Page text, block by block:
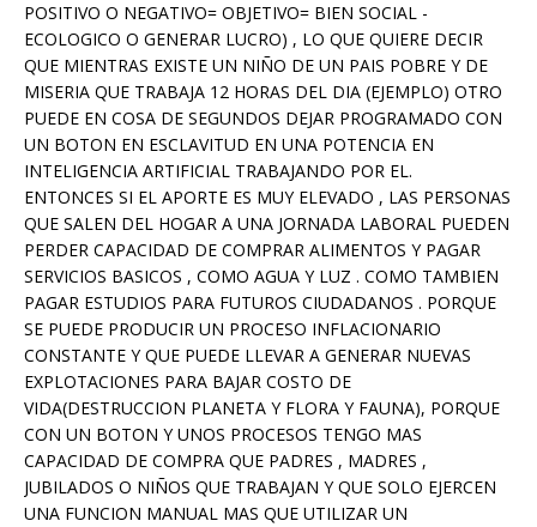
POSITIVO O NEGATIVO= OBJETIVO= BIEN SOCIAL -
ECOLOGICO O GENERAR LUCRO) , LO QUE QUIERE DECIR
QUE MIENTRAS EXISTE UN NIÑO DE UN PAIS POBRE Y DE
MISERIA QUE TRABAJA 12 HORAS DEL DIA (EJEMPLO) OTRO
PUEDE EN COSA DE SEGUNDOS DEJAR PROGRAMADO CON
UN BOTON EN ESCLAVITUD EN UNA POTENCIA EN
INTELIGENCIA ARTIFICIAL TRABAJANDO POR EL.
ENTONCES SI EL APORTE ES MUY ELEVADO , LAS PERSONAS
QUE SALEN DEL HOGAR A UNA JORNADA LABORAL PUEDEN
PERDER CAPACIDAD DE COMPRAR ALIMENTOS Y PAGAR
SERVICIOS BASICOS , COMO AGUA Y LUZ . COMO TAMBIEN
PAGAR ESTUDIOS PARA FUTUROS CIUDADANOS . PORQUE
SE PUEDE PRODUCIR UN PROCESO INFLACIONARIO
CONSTANTE Y QUE PUEDE LLEVAR A GENERAR NUEVAS
EXPLOTACIONES PARA BAJAR COSTO DE
VIDA(DESTRUCCION PLANETA Y FLORA Y FAUNA), PORQUE
CON UN BOTON Y UNOS PROCESOS TENGO MAS
CAPACIDAD DE COMPRA QUE PADRES , MADRES ,
JUBILADOS O NIÑOS QUE TRABAJAN Y QUE SOLO EJERCEN
UNA FUNCION MANUAL MAS QUE UTILIZAR UN